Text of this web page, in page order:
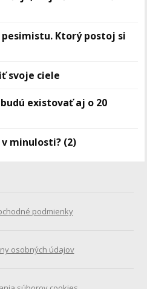
Ktorý postoj si
svoje ciele
existovať aj o 20
minulosti? (2)
podmienky
osobných údajov